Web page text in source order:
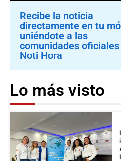
Recibe la noticia
directamente en tu
uniéndote a las
comunidades oficiales
Noti Hora
Lo más visto